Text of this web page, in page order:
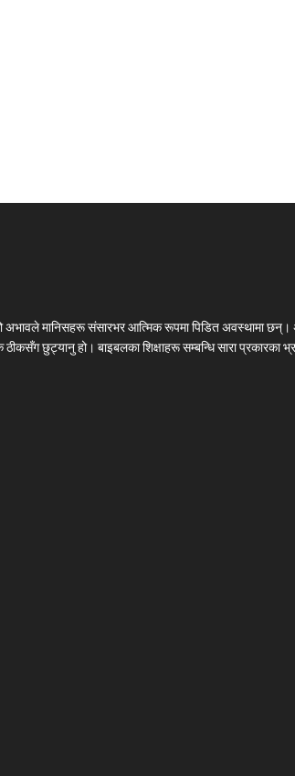
अभावले मानिसहरू संसारभर आत्मिक रूपमा पिडित अवस्थामा
छुट्यानु हो। बाइबलका शिक्षाहरू सम्बन्धि सारा प्रकारका